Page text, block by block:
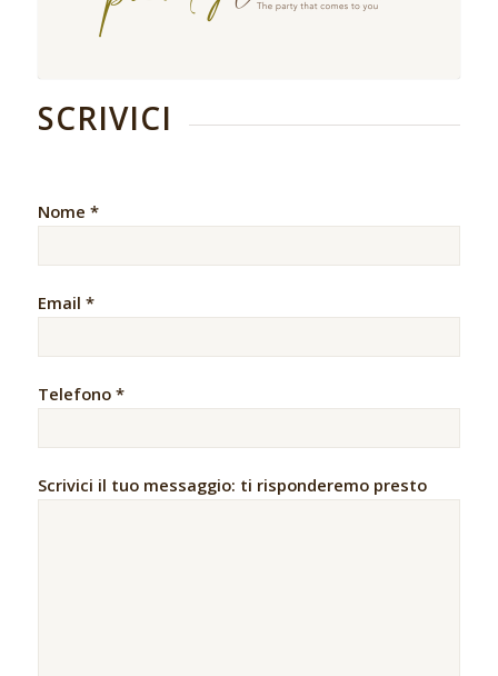
SCRIVICI
Nome *
Email *
Telefono *
Scrivici il tuo messaggio: ti risponderemo presto